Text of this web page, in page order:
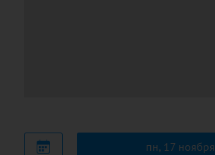
пн, 17 ноября